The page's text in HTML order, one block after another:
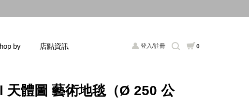
登入/註冊 0
by 店點資訊
天體圖 藝術地毯（Ø 250 公